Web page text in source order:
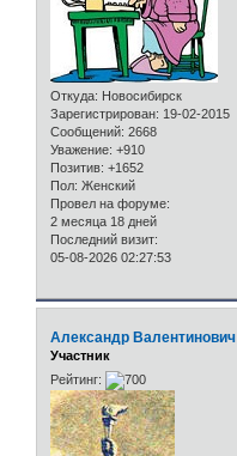
Откуда: Новосибирск
Зарегистрирован: 19-02-2015
Сообщений: 2668
Уважение: +910
Позитив: +1652
Пол: Женский
Провел на форуме:
2 месяца 18 дней
Последний визит:
05-08-2026 02:27:53
Александр Валентинович
Участник
Рейтинг: